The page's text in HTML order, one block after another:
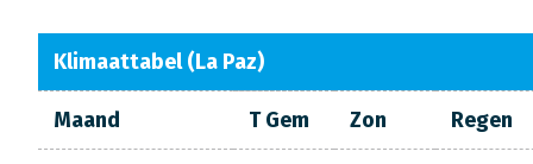
Klimaattabel (La Paz)
Maand T Gem Zon Regen